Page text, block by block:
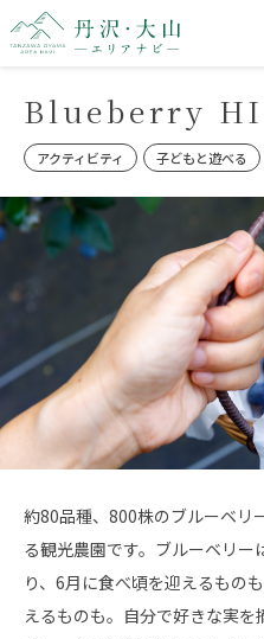
お知らせ/イベント
Blueberry
アクティビティ 子どもと遊べる
約80品種、800株のブルーベリ
る観光農園です。ブルーベリー
り、6月に食べ頃を迎えるもの
えるものも。自分で好きな実